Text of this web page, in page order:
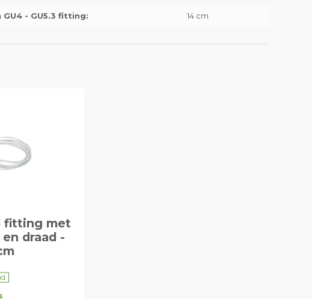
- GU5.3 fitting: 14 cm
fitting met
draad -